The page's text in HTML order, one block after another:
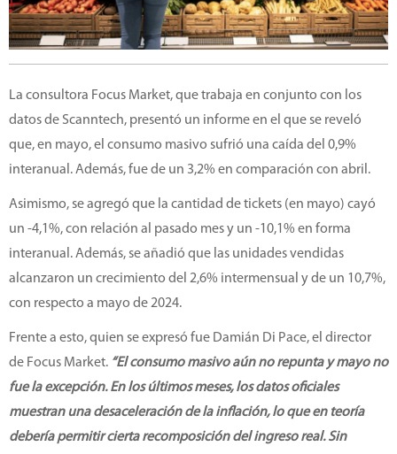
La consultora Focus Market, que trabaja en conjunto con los
datos de Scanntech, presentó un informe en el que se reveló
que, en mayo, el consumo masivo sufrió una caída del 0,9%
interanual. Además, fue de un 3,2% en comparación con abril.
Asimismo, se agregó que la cantidad de tickets (en mayo) cayó
un -4,1%, con relación al pasado mes y un -10,1% en forma
interanual. Además, se añadió que las unidades vendidas
alcanzaron un crecimiento del 2,6% intermensual y de un 10,7%,
con respecto a mayo de 2024.
Frente a esto, quien se expresó fue Damián Di Pace, el director
de Focus Market. “El consumo masivo aún no repunta y mayo no
fue la excepción. En los últimos meses, los datos oficiales
muestran una desaceleración de la inflación, lo que en teoría
debería permitir cierta recomposición del ingreso real. Sin